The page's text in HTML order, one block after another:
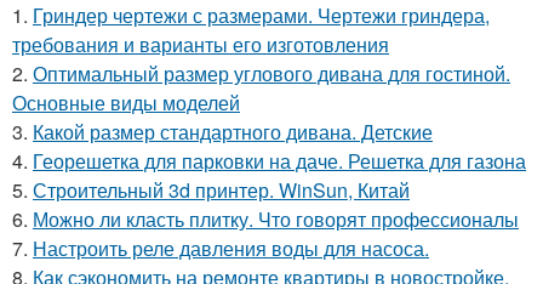
1. Гриндер чертежи с размерами. Чертежи гриндера,
требования и варианты его изготовления
2. Оптимальный размер углового дивана для гостиной.
Основные виды моделей
3. Какой размер стандартного дивана. Детские
4. Георешетка для парковки на даче. Решетка для газона
5. Строительный 3d принтер. WinSun, Китай
6. Можно ли класть плитку. Что говорят профессионалы
7. Настроить реле давления воды для насоса.
8. Как сэкономить на ремонте квартиры в новостройке.